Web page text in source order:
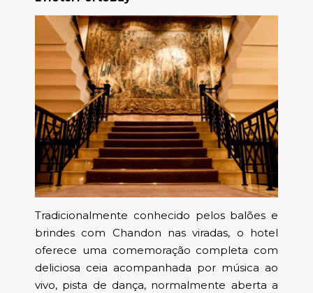
Tradicionalmente conhecido pelos balões e
brindes com Chandon nas viradas, o hotel
oferece uma comemoração completa com
deliciosa ceia acompanhada por música ao
vivo, pista de dança, normalmente aberta a